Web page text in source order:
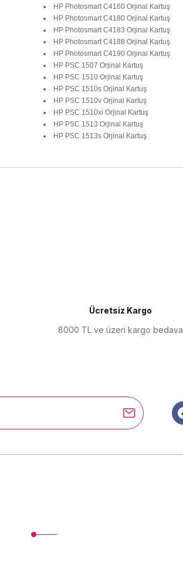
HP Photosmart C4160 Orjinal Kartuş
HP Photosmart C4180 Orjinal Kartuş
HP Photosmart C4183 Orjinal Kartuş
HP Photosmart C4188 Orjinal Kartuş
HP Photosmart C4190 Orjinal Kartuş
HP PSC 1507 Orjinal Kartuş
HP PSC 1510 Orjinal Kartuş
HP PSC 1510s Orjinal Kartuş
HP PSC 1510v Orjinal Kartuş
HP PSC 1510xi Orjinal Kartuş
HP PSC 1513 Orjinal Kartuş
HP PSC 1513s Orjinal Kartuş
Gönder
Ücretsiz Kargo
8000 TL ve üzeri kargo bedava